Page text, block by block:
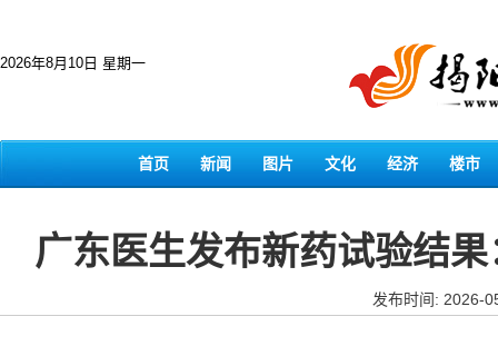
2026年8月10日 星期一
首页 新闻 图片 文化 经济 楼市
广东医生发布新药试验结
发布时间: 2026-